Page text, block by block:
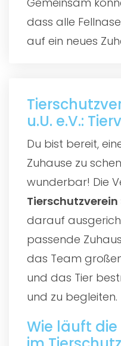
dass alle
auf ein neues
u.U. e.V.:
Du bist bereit,
Zuhause zu
wunderbar! Die
Tierschutzverein
darauf
passende
das Team
und das Tier
und zu begleiten.
Wie läuft